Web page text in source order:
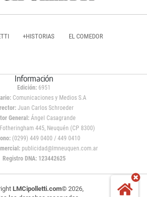
+HISTORIAS EL COMEDOR
Información
Edición: 6951
Comunicaciones y Medios S.A
Juan Carlos Schroeder
General:Ángel Casagrande
445, Neuquén (CP 8300)
(0299) 449 0400 / 449 0410
publicidad@lmneuquen.com.ar
Registro DNA: 123442625
LMCipolletti.com© 2026,